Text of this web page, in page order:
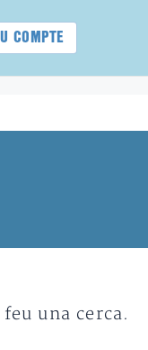
COMPTE
una cerca.